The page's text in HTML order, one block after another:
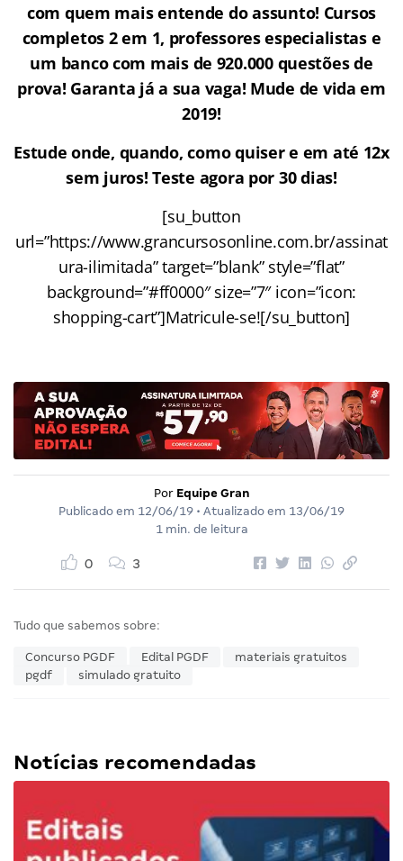
com quem mais entende do assunto! Cursos
completos 2 em 1, professores especialistas e
um banco com mais de 920.000 questões de
prova! Garanta já a sua vaga! Mude de vida em
2019!
Estude onde, quando, como quiser e em até 12x
sem juros! Teste agora por 30 dias!
[su_button
url=”https://www.grancursosonline.com.br/assinat
ura-ilimitada” target=”blank” style=”flat”
background=”#ff0000″ size=”7″ icon=”icon:
shopping-cart”]Matricule-se![/su_button]
Por Equipe Gran
Publicado em 12/06/19 • Atualizado em 13/06/19
1 min. de leitura
0 3
Tudo que sabemos sobre:
Concurso PGDF Edital PGDF
materiais gratuitos
pgdf
simulado gratuito
Notícias recomendadas